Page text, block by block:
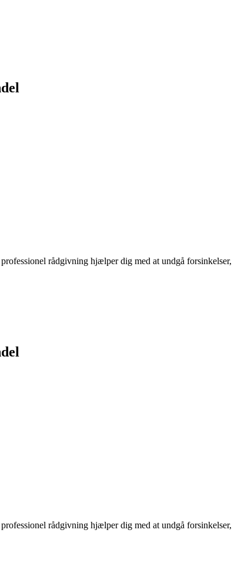
rådgivning hjælper dig med at undgå forsinkelser,
rådgivning hjælper dig med at undgå forsinkelser,